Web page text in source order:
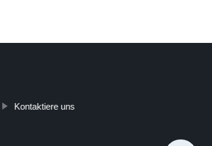
Kontaktiere uns